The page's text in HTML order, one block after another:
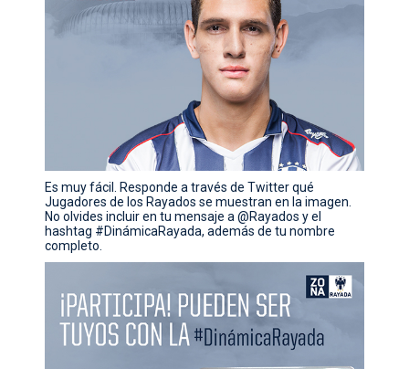
Es muy fácil. Responde a través de Twitter qué
Jugadores de los Rayados se muestran en la imagen.
No olvides incluir en tu mensaje a @Rayados y el
hashtag #DinámicaRayada, además de tu nombre
completo.